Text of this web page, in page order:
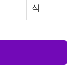
식